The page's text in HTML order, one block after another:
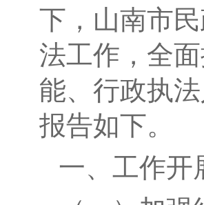
下，山南市
法工作，全
能、行政执
报告如下。
一、工作开